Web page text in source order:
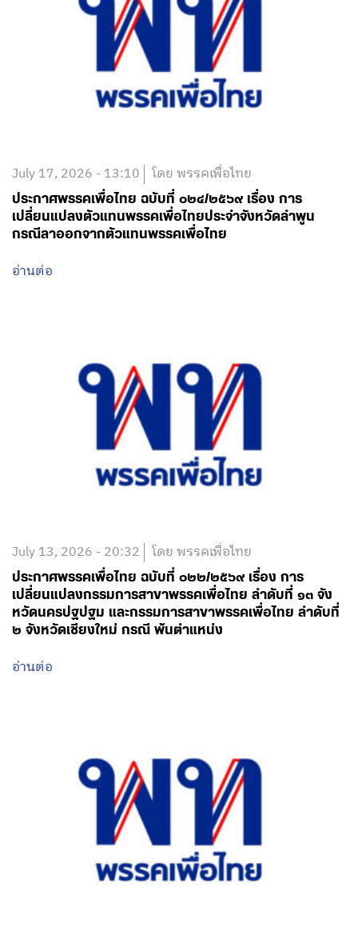
July 17, 2026 - 13:10 โดย พรรคเพื่อไทย
ประกาศพรรคเพื่อไทย ฉบับที่ ๐๒๔/๒๕๖๙ เรื่อง การ
เปลี่ยนแปลงตัวแทนพรรคเพื่อไทยประจำจังหวัดลำพูน
กรณีลาออกจากตัวแทนพรรคเพื่อไทย
อ่านต่อ
July 13, 2026 - 20:32 โดย พรรคเพื่อไทย
ประกาศพรรคเพื่อไทย ฉบับที่ ๐๒๒/๒๕๖๙ เรื่อง การ
เปลี่ยนแปลงกรรมการสาขาพรรคเพื่อไทย ลำดับที่ ๑๓ จัง
หวัดนครปฐปฐม และกรรมการสาขาพรรคเพื่อไทย ลำดับที่
๒ จังหวัดเชียงใหม่ กรณี พ้นตำแหน่ง
อ่านต่อ